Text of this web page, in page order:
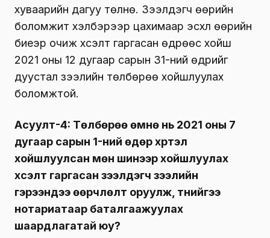
хуваарийн дагуу төлнө. Зээлдэгч өөрийн
боломжит хэлбэрээр цахимаар эсхүл өөрийн
биеэр очиж хүсэлт гаргасан өдрөөс хойш
2021 оны 12 дугаар сарын 31-ний өдрийг
дуустал зээлийн төлбөрөө хойшлуулах
боломжтой.
Асуулт-4: Төлбөрөө өмнө нь 2021 оны 7
дугаар сарын 1-ний өдөр хүртэл
хойшлуулсан мөн шинээр хойшлуулах
хүсэлт гаргасан зээлдэгч зээлийн
гэрээндээ өөрчлөлт оруулж, түүнийгээ
нотариатаар баталгаажуулах
шаардлагатай юу?